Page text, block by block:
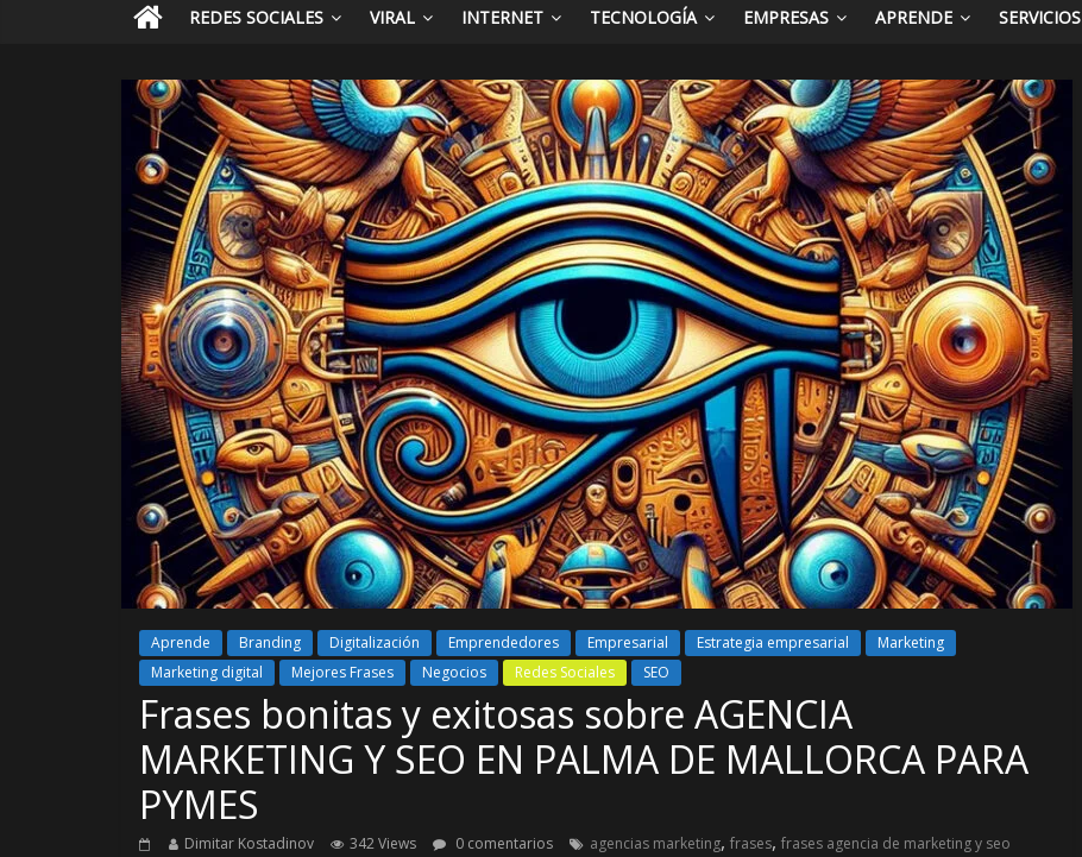
REDES SOCIALES VIRAL INTERNET TECNOLOGÍA EMPRESAS APRENDE SERVICIOS
Aprende Branding Digitalización Emprendedores Empresarial Estrategia empresarial
Marketing
Marketing digital
Mejores Frases Negocios Redes Sociales SEO
Frases bonitas y exitosas sobre AGENCIA
MARKETING Y SEO EN PALMA DE MALLORCA PARA
PYMES
Dimitar Kostadinov 342 Views 0 comentarios agencias marketing, frases, frases agencia de marketing y seo